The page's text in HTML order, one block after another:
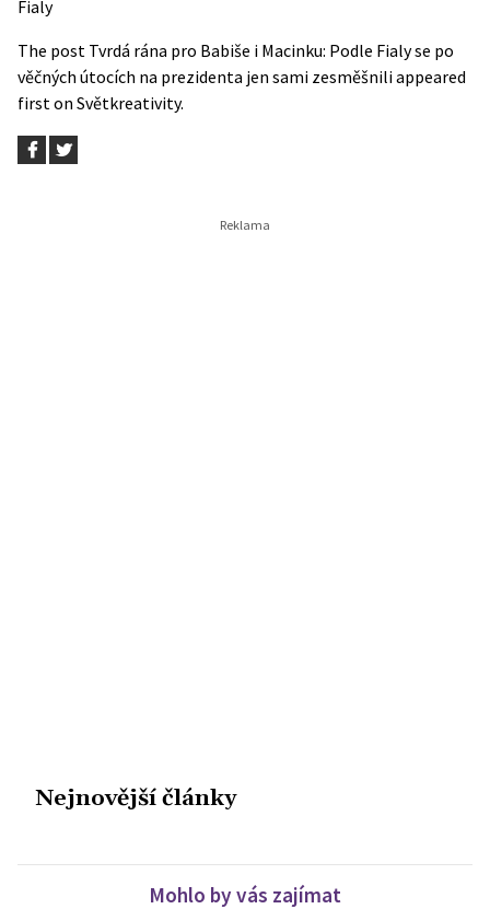
Fialy
The post Tvrdá rána pro Babiše i Macinku: Podle Fialy se po
věčných útocích na prezidenta jen sami zesměšniliappeared
first on Světkreativity.
Nejnovější články
Mohlo by vás zajímat